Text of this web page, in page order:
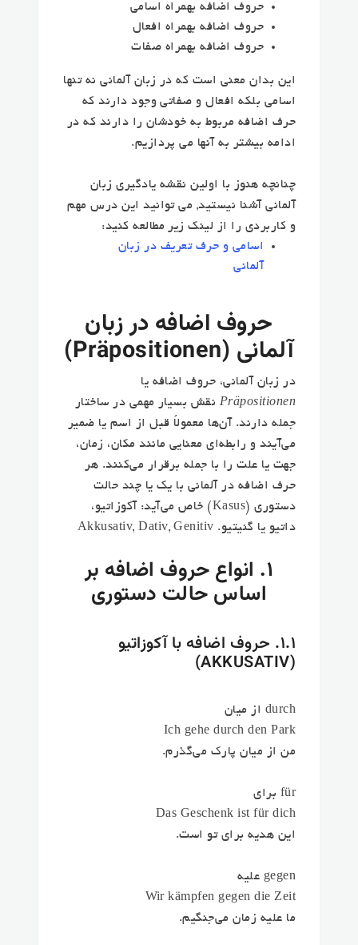
حروف اضافه بهمراه اسامی
حروف اضافه بهمراه افعال
حروف اضافه بهمراه صفات
این بدان معنی است که در زبان آلمانی نه تنها
اسامی بلکه افعال و صفاتی وجود دارند که
حرف اضافه مربوط به خودشان را دارند که در
ادامه بیشتر به آنها می پردازیم.
چنانچه هنوز با اولین نقشه یادگیری زبان
آلمانی آشنا نیستید, می توانید این درس مهم
و کاربردی را از لینک زیر مطالعه کنید:
اسامی و حرف تعریف در زبان
آلمانی
حروف اضافه در زبان
آلمانی (Präpositionen)
در زبان آلمانی، حروف اضافه یا
Präpositionen نقش بسیار مهمی در ساختار
جمله دارند. آن‌ها معمولاً قبل از اسم یا ضمیر
می‌آیند و رابطه‌ای معنایی مانند مکان، زمان،
جهت یا علت را با جمله برقرار می‌کنند. هر
حرف اضافه در آلمانی با یک یا چند حالت
دستوری (Kasus)
خاص می‌آید: آکوزاتیو،
داتیو یا گنیتیو. Akkusativ, Dativ, Genitiv
۱. انواع حروف اضافه بر
اساس حالت دستوری
۱.۱. حروف اضافه با آکوزاتیو
(AKKUSATIV)
durch از میان
Ich gehe durch den Park
من از میان پارک می‌گذرم.
für برای
Das Geschenk ist für dich
این هدیه برای تو است.
gegen علیه
Wir kämpfen gegen die Zeit
ما علیه زمان می‌جنگیم.